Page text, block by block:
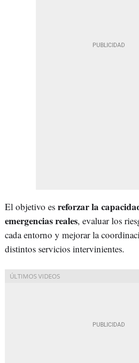
El objetivo es reforzar la
emergencias reales, evaluar los
cada entorno y mejorar la
distintos servicios intervinientes.